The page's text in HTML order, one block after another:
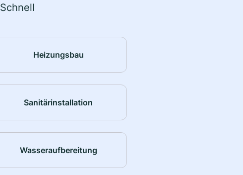
Schnell
Heizungsbau
Sanitärinstallation
Wasseraufbereitung